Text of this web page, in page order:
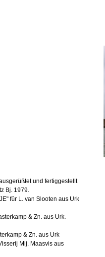
und fertiggestellt
Bj. 1979.
für L. van Slooten aus Urk
& Zn. aus Urk.
& Zn. aus Urk
Mij. Maasvis aus